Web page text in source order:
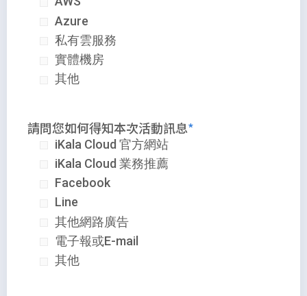
Azure
私有雲服務
實體機房
其他
請問您如何得知本次活動訊息
iKala Cloud 官方網站
iKala Cloud 業務推薦
Facebook
Line
其他網路廣告
電子報或E-mail
其他